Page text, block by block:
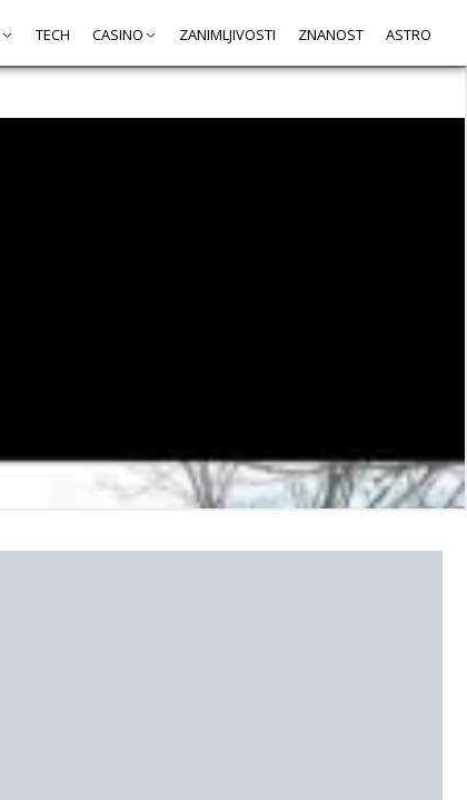
TECH CASINO ZANIMLJIVOSTI ZNANOST ASTRO